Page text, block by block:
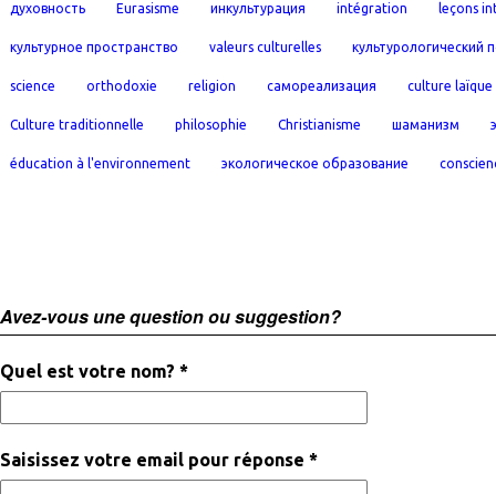
духовность Eurasisme инкультурация intégration leçons
культурное пространство valeurs culturelles культурологический
science orthodoxie religion самореализация culture laïque
Culture traditionnelle philosophie Christianisme шаманизм
éducation à l'environnement экологическое образование
Avez-vous une question ou suggestion?
Quel est votre nom? *
Saisissez votre email pour réponse *